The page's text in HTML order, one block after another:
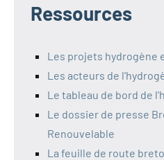
Ressources
Les projets hydrogène
Les acteurs de
Le tableau de bord de
Le dossier de presse
Renouvelable
La feuille de route